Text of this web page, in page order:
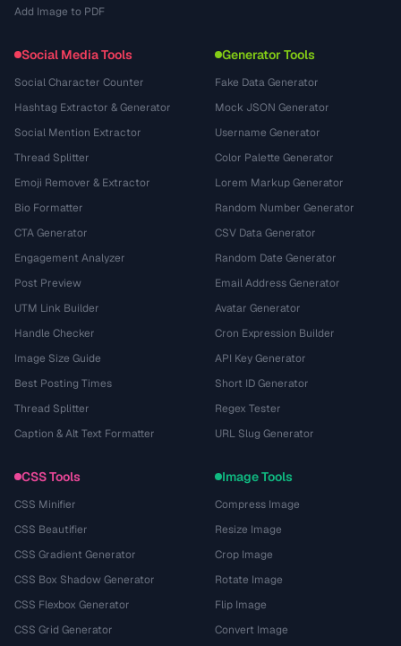
Add Image to PDF
Social Media Tools
Social Character Counter
Hashtag Extractor & Generator
Social Mention Extractor
Thread Splitter
Emoji Remover & Extractor
Bio Formatter
CTA Generator
Engagement Analyzer
Post Preview
UTM Link Builder
Handle Checker
Image Size Guide
Best Posting Times
Thread Splitter
Caption & Alt Text Formatter
Generator Tools
Fake Data Generator
Mock JSON Generator
Username Generator
Color Palette Generator
Lorem Markup Generator
Random Number Generator
CSV Data Generator
Random Date Generator
Email Address Generator
Avatar Generator
Cron Expression Builder
API Key Generator
Short ID Generator
Regex Tester
URL Slug Generator
CSS Tools
CSS Minifier
CSS Beautifier
CSS Gradient Generator
CSS Box Shadow Generator
CSS Flexbox Generator
CSS Grid Generator
Image Tools
Compress Image
Resize Image
Crop Image
Rotate Image
Flip Image
Convert Image